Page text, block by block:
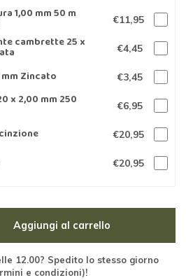
1,00 mm 50 m €11,95
cambrette 25 x €4,45
Zincato €3,45
x 2,00 mm 250 €6,95
€20,95
€20,95
Aggiungi al carrello
12.00? Spedito lo stesso giorno
e condizioni)!